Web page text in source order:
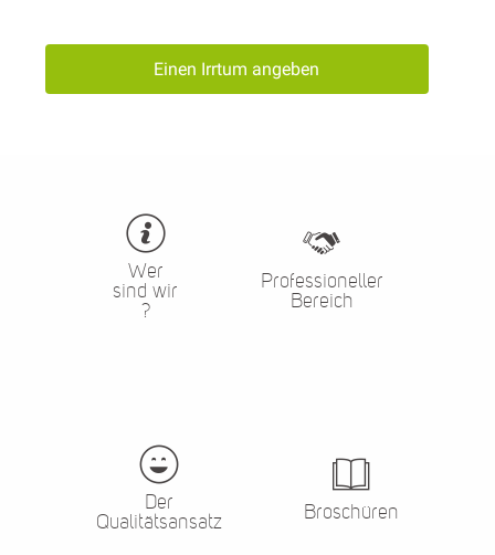
Einen Irrtum angeben
Wer
sind wir
?
Professioneller
Bereich
Der
Qualitätsansatz
Broschüren